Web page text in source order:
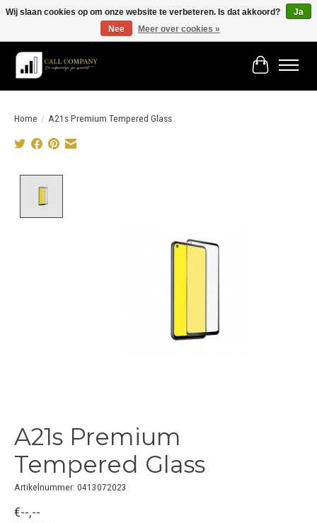
Vóór 19:00 besteld morgen in huis!
Winkelwagen
Home / A21s Premium Tempered Glass
A21s Premium
Tempered Glass
Artikelnummer: 0413072023
€--,--
Wij slaan cookies op om onze website te verbeteren. Is dat akkoord?
Ja
Nee
Meer over cookies »